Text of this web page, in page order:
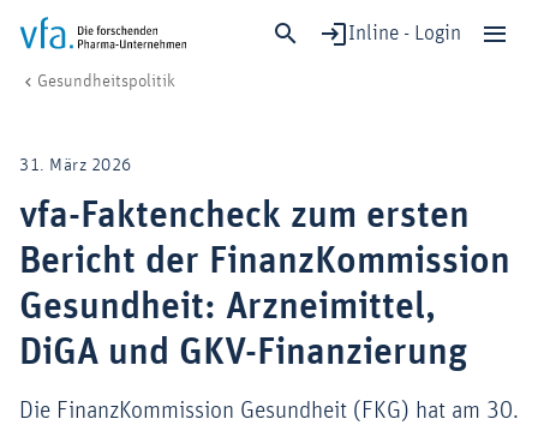
Inline - Login
Forschung & Entwicklung
Gesundheit & Versorgung
Wirtschaft & Standort
Digitalisierung & KI
Verband & Mitglieder
Mitglied werden!
Gesundheitspolitik
31. März 2026
vfa-Faktencheck zum ersten
Bericht der FinanzKommission
Gesundheit: Arzneimittel,
DiGA und GKV-Finanzierung
Die FinanzKommission Gesundheit (FKG) hat am 30.